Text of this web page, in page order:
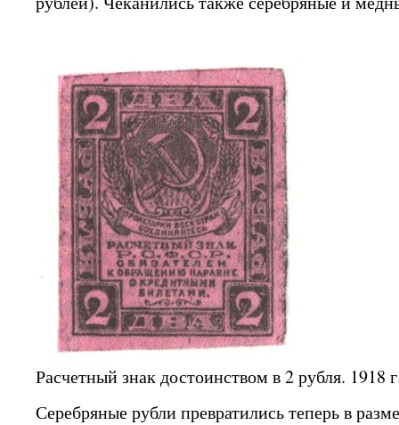
Расчетный знак достоинством в 2 рубля. 1918
Серебряные рубли превратились теперь в